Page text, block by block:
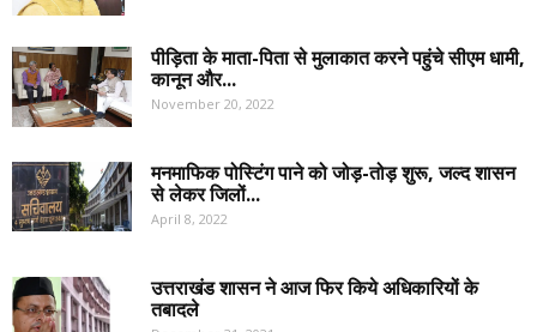
पीड़िता के माता-पिता से मुलाकात करने पहुंचे सीएम धामी,
कानून और...
November 20, 2022
मनमाफिक पोस्टिंग पाने को जोड़-तोड़ शुरू, जल्द शासन
से लेकर जिलों...
April 8, 2022
उत्तराखंड शासन ने आज फिर किये अधिकारियों के
तबादले